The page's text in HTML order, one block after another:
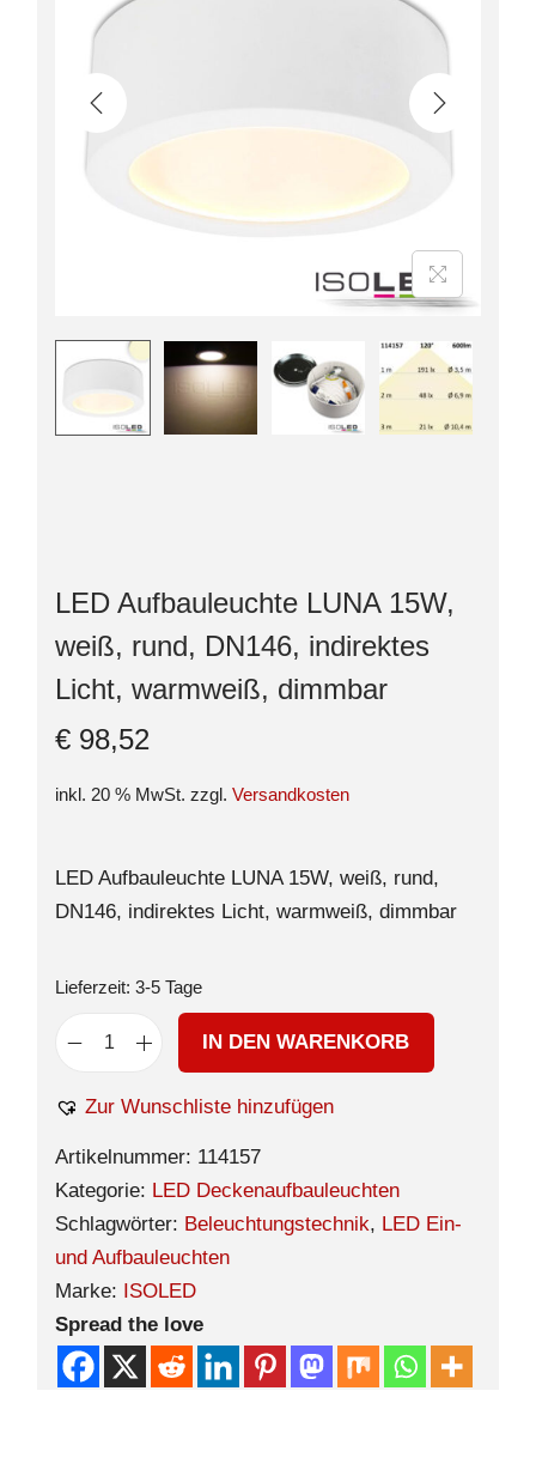
LED Aufbauleuchte LUNA 15W,
weiß, rund, DN146, indirektes
Licht, warmweiß, dimmbar
€ 98,52
inkl. 20 % MwSt. zzgl. Versandkosten
LED Aufbauleuchte LUNA 15W, weiß, rund,
DN146, indirektes Licht, warmweiß, dimmbar
Lieferzeit: 3-5 Tage
IN DEN WARENKORB
Zur Wunschliste hinzufügen
Artikelnummer: 114157
Kategorie: LED Deckenaufbauleuchten
Schlagwörter: Beleuchtungstechnik, LED Ein-
und Aufbauleuchten
Marke: ISOLED
Spread the love